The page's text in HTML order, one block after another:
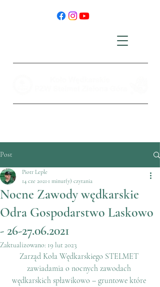
Post
Nocne Zawody wędkarskie
Odra Gospodarstwo Laskowo
- 26-27.06.2021
Piotr Leple
14 cze 2021 1 minut(y) czytania
Zaktualizowano: 19 lut 2023
Zarząd Koła Wędkarskiego STELMET
zawiadamia o nocnych zawodach
wędkarskich spławikowo – gruntowe które